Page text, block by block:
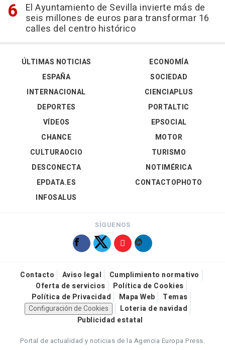
El Ayuntamiento de Sevilla invierte más de
seis millones de euros para transformar 16
calles del centro histórico
ÚLTIMAS NOTICIAS
ESPAÑA
INTERNACIONAL
DEPORTES
VÍDEOS
ECONOMÍA
SOCIEDAD
CIENCIAPLUS
PORTALTIC
EPSOCIAL
CHANCE
CULTURAOCIO
DESCONECTA
EPDATA.ES
INFOSALUS
MOTOR
TURISMO
NOTIMÉRICA
CONTACTOPHOTO
SÍGUENOS
Contacto Aviso legal
Cumplimiento normativo
Oferta de servicios
Política de Cookies
Política de Privacidad
Mapa Web
Temas
Configuración de Cookies
Loteria de navidad
Publicidad estatal
Portal de actualidad y noticias de la Agencia Europa Press.